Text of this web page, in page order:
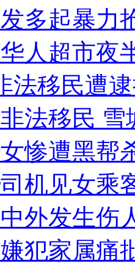
多起暴力
人超市夜
法移民遭
法移民
惨遭黑帮
机见女乘
外发生伤
犯家属痛